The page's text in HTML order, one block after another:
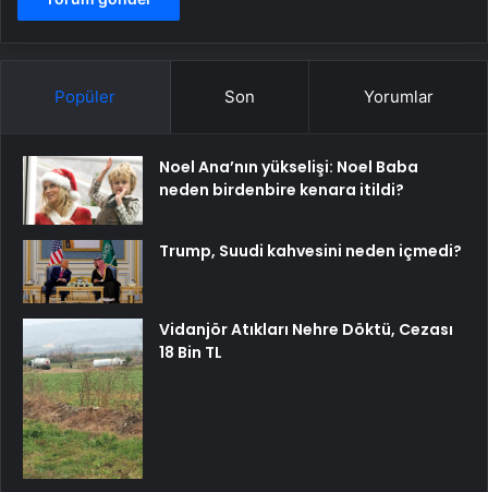
Popüler Son Yorumlar
Noel Ana’nın yükselişi: Noel Baba
neden birdenbire kenara itildi?
Trump, Suudi kahvesini neden içmedi?
Vidanjör Atıkları Nehre Döktü, Cezası
18 Bin TL